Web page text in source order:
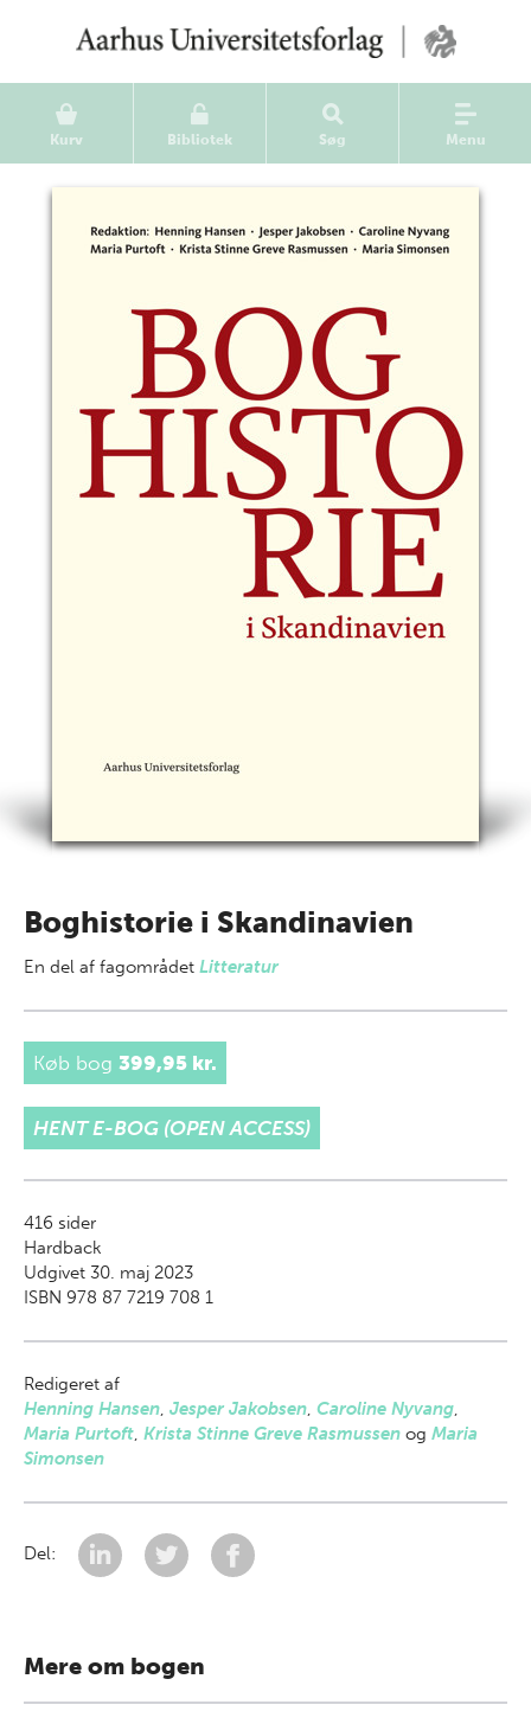
Kurv Bibliotek Søg Menu
Boghistorie i Skandinavien
En del af fagområdet Litteratur
Køb bog 399,95 kr.
HENT E-BOG (OPEN ACCESS)
416 sider
Hardback
Udgivet 30. maj 2023
ISBN 978 87 7219 708 1
Redigeret af
Henning Hansen, Jesper Jakobsen, Caroline Nyvang,
Maria Purtoft, Krista Stinne Greve Rasmussen og Maria
Simonsen
Del:
Mere om bogen